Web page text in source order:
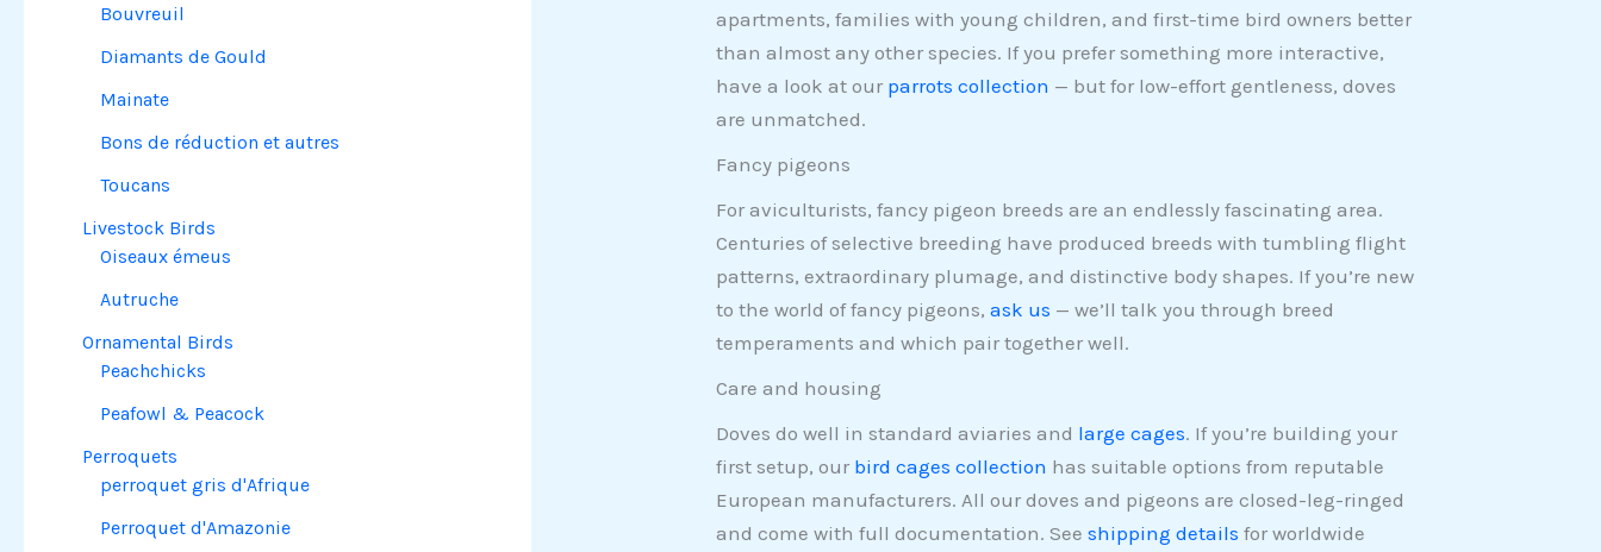
Bouvreuil
Diamants de Gould
Mainate
Bons de réduction et autres
Toucans
Livestock Birds
Oiseaux émeus
Autruche
Ornamental Birds
Peachchicks
Peafowl & Peacock
Perroquets
perroquet gris d'Afrique
Perroquet d'Amazonie
apartments, families with young children, and first-time bird owners better
than almost any other species. If you prefer something more interactive,
have a look at our parrots collection — but for low-effort gentleness, doves
are unmatched.
Fancy pigeons
For aviculturists, fancy pigeon breeds are an endlessly fascinating area.
Centuries of selective breeding have produced breeds with tumbling flight
patterns, extraordinary plumage, and distinctive body shapes. If you’re new
to the world of fancy pigeons, ask us — we’ll talk you through breed
temperaments and which pair together well.
Care and housing
Doves do well in standard aviaries and large cages. If you’re building your
first setup, our bird cages collection has suitable options from reputable
European manufacturers. All our doves and pigeons are closed-leg-ringed
and come with full documentation. See shipping details for worldwide